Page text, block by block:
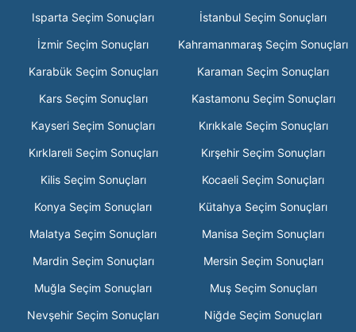
Isparta Seçim Sonuçları
İstanbul Seçim Sonuçları
İzmir Seçim Sonuçları
Kahramanmaraş Seçim Sonuçları
Karabük Seçim Sonuçları
Karaman Seçim Sonuçları
Kars Seçim Sonuçları
Kastamonu Seçim Sonuçları
Kayseri Seçim Sonuçları
Kırıkkale Seçim Sonuçları
Kırklareli Seçim Sonuçları
Kırşehir Seçim Sonuçları
Kilis Seçim Sonuçları
Kocaeli Seçim Sonuçları
Konya Seçim Sonuçları
Kütahya Seçim Sonuçları
Malatya Seçim Sonuçları
Manisa Seçim Sonuçları
Mardin Seçim Sonuçları
Mersin Seçim Sonuçları
Muğla Seçim Sonuçları
Muş Seçim Sonuçları
Nevşehir Seçim Sonuçları
Niğde Seçim Sonuçları